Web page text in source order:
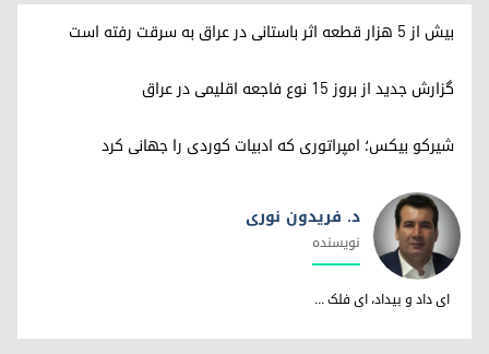
بیش از ۵ هزار قطعه اثر باستانی در عراق به سرقت رفته است
گزارش جدید از بروز ۱۵ نوع فاجعه اقلیمی در عراق
شیرکو بیکس؛ امپراتوری کە ادبیات کوردی را جهانی کرد
د. فریدون نوری
د. فریدون نوری
نویسندە
ای داد و بیداد، ای فلک ...